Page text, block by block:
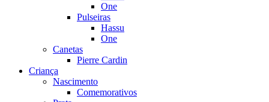
One
Pulseiras
Hassu
One
Canetas
Pierre Cardin
Criança
Nascimento
Comemorativos